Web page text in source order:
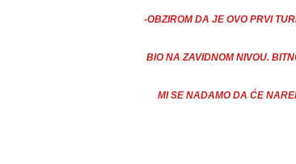
-OBZIROM DA JE OVO PRVI
BIO NA ZAVIDNOM NIVOU.
MI SE NADAMO DA ĆE